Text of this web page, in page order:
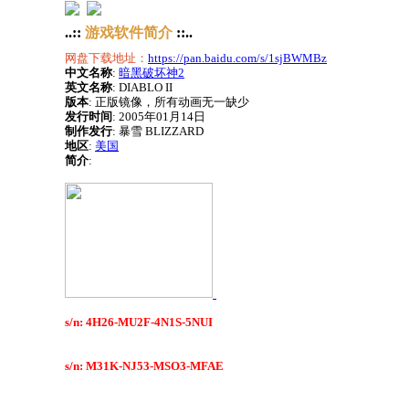
..:: 游戏软件简介 ::..
网盘下载地址： https://pan.baidu.com/s/1sjBWMBz
中文名称: 暗黑破坏神2
英文名称: DIABLO II
版本: 正版镜像，所有动画无一缺少
发行时间 : 2005年01月14日
制作发行: 暴雪 BLIZZARD
地区: 美国
简介:
s/n: 4H26-MU2F-4N1S-5NUI
s/n: M31K-NJ53-MSO3-MFAE